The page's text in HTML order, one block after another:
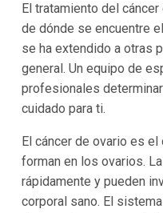
El tratamiento del
de dónde se encuentre
se ha extendido a otras
general. Un equipo de
profesionales
cuidado para ti.
El cáncer de ovario es
forman en los ovarios.
rápidamente y pueden
corporal sano. El